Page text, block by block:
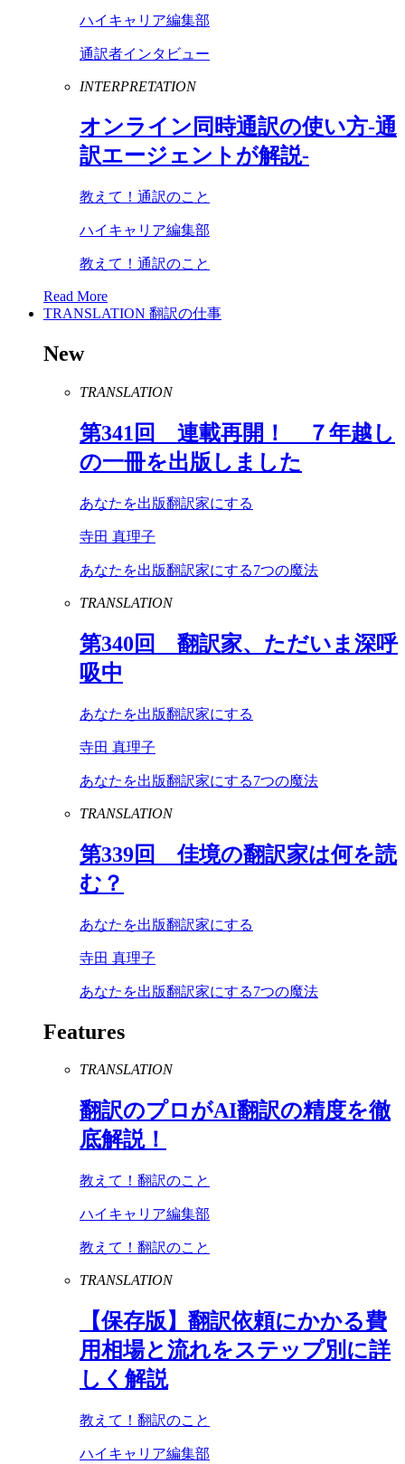
ハイキャリア編集部
通訳者インタビュー
INTERPRETATION
オンライン同時通訳の使い方-通
訳エージェントが解説-
教えて！通訳のこと
ハイキャリア編集部
教えて！通訳のこと
Read More
TRANSLATION 翻訳の仕事
New
TRANSLATION
第341 回 連載再開！ ７年越し
の一冊を出版しました
あなたを出版翻訳家にする
寺田 真理子
あなたを出版翻訳家にする7つの魔法
TRANSLATION
第340回 翻訳家、ただいま深呼
吸中
あなたを出版翻訳家にする
寺田 真理子
あなたを出版翻訳家にする7つの魔法
TRANSLATION
第339回 佳境の翻訳家は何を読
む？
あなたを出版翻訳家にする
寺田 真理子
あなたを出版翻訳家にする7つの魔法
Features
TRANSLATION
翻訳のプロがAI翻訳の精度を徹
底解説！
教えて！翻訳のこと
ハイキャリア編集部
教えて！翻訳のこと
TRANSLATION
【保存版】翻訳依頼にかかる費
用相場と流れをステップ別に詳
しく解説
教えて！翻訳のこと
ハイキャリア編集部